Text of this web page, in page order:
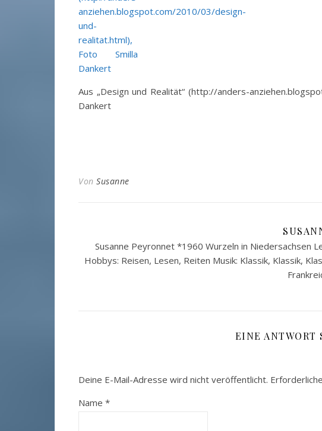
Aus „Design und Realität“ (http://anders-
Dankert
Von Susanne
Susanne Peyronnet *1960 Wurzeln in Niedersachsen
Hobbys: Reisen, Lesen, Reiten Musik: Klassik, Klassik,
EINE ANTWORT
Deine E-Mail-Adresse wird nicht veröffentlicht.
Name *